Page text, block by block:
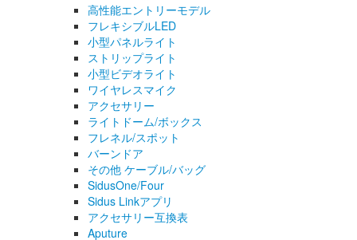
高性能エントリーモデル
フレキシブルLED
小型パネルライト
ストリップライト
小型ビデオライト
ワイヤレスマイク
アクセサリー
ライトドーム/ボックス
フレネル/スポット
バーンドア
その他 ケーブル/バッグ
SidusOne/Four
Sidus Linkアプリ
アクセサリー互換表
Aputure